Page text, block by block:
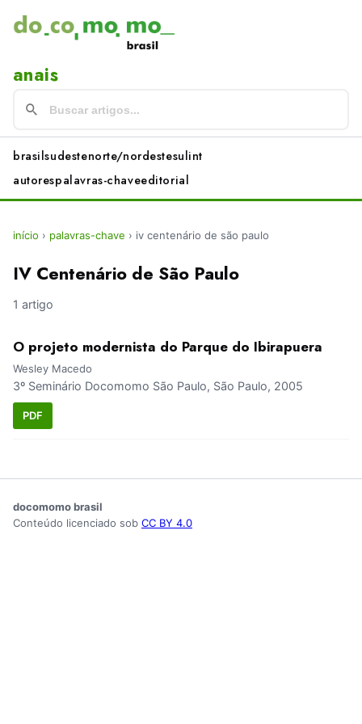
anais
brasilsudestenorte/nordestesulint
autorespalavras-chaveeditorial
início › palavras-chave › iv centenário de são paulo
IV Centenário de São Paulo
1 artigo
O projeto modernista do Parque do Ibirapuera
Wesley Macedo
3º Seminário Docomomo São Paulo, São Paulo, 2005
PDF
docomomo brasil
Conteúdo licenciado sob CC BY 4.0